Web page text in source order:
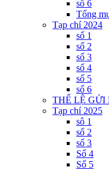
số 6
Tổng
Tạp chí 2024
số 1
số 2
số 3
số 4
số 5
số 6
THỂ LỆ GỬI
Tạp chí 2025
sô 1
số 2
số 3
Số 4
Số 5